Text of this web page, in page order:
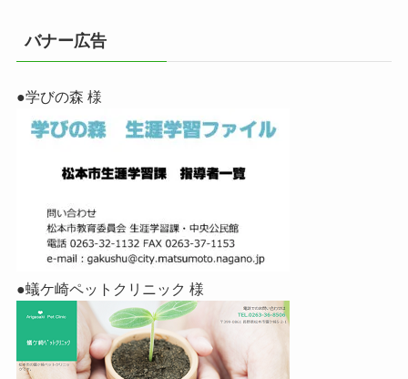
バナー広告
●学びの森 様
●蟻ケ崎ペットクリニック 様